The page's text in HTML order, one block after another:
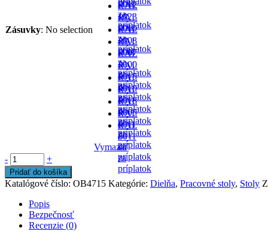
Zásuvky: No selection
cene
-
za
príplatok
5012
- v
cene
RAL
1023
-
za
príplatok
RAL
5010
- v
cene
RAL
2008
-
za
príplatok
RAL
5007
-
za
príplatok
RAL
3000
-
za
príplatok
RAL
5015
-
za
príplatok
RAL
9010
-
za
príplatok
RAL
5018
-
za
príplatok
RAL
9005
-
za
príplatok
RAL
6011
-
za
príplatok
RAL
8011
-
za
príplatok
Vymazať
-
+
Pridať do košíka
Katalógové číslo: OB4715 Kategórie: Dielňa, Pracovné stoly, Stoly
Popis
Bezpečnosť
Recenzie (0)